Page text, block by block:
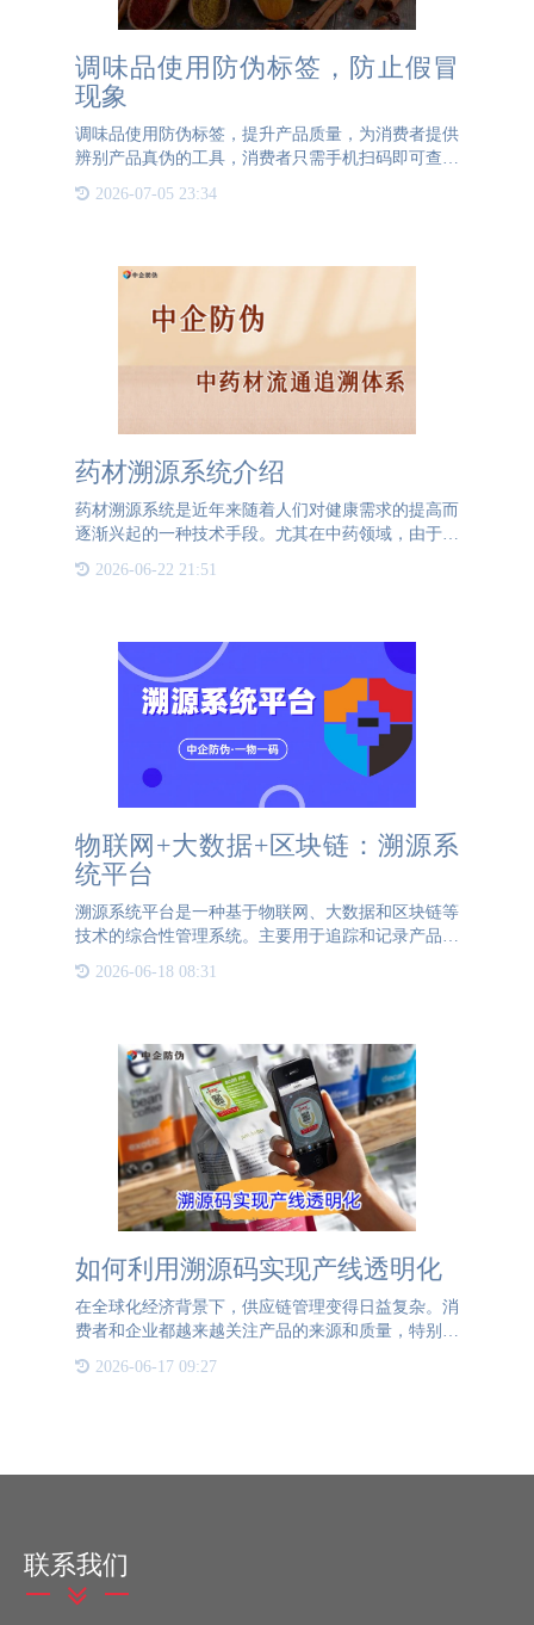
调味品使用防伪标签，防止假冒
现象
调味品使用防伪标签，提升产品质量，为消费者提供
辨别产品真伪的工具，消费者只需手机扫码即可查验
产品的真伪，防伪标签具有唯一性，每个调味品贴的
二维码防伪标签都是独一无二不可复制的.产品真伪
2026-07-05 23:34
药材溯源系统介绍
药材溯源系统是近年来随着人们对健康需求的提高而
逐渐兴起的一种技术手段。尤其在中药领域，由于中
于熬制汤药或制作成中成药，因此对药材的品质要求
2026-06-22 21:51
物联网+大数据+区块链：溯源系
统平台
溯源系统平台是一种基于物联网、大数据和区块链等
技术的综合性管理系统。主要用于追踪和记录产品或
信息。该平台通过在物品上安装传感器、二维码或
2026-06-18 08:31
如何利用溯源码实现产线透明化
在全球化经济背景下，供应链管理变得日益复杂。消
费者和企业都越来越关注产品的来源和质量，特别是
为一种有效的技术手段，可以帮助实现供应链的透明
2026-06-17 09:27
联系我们